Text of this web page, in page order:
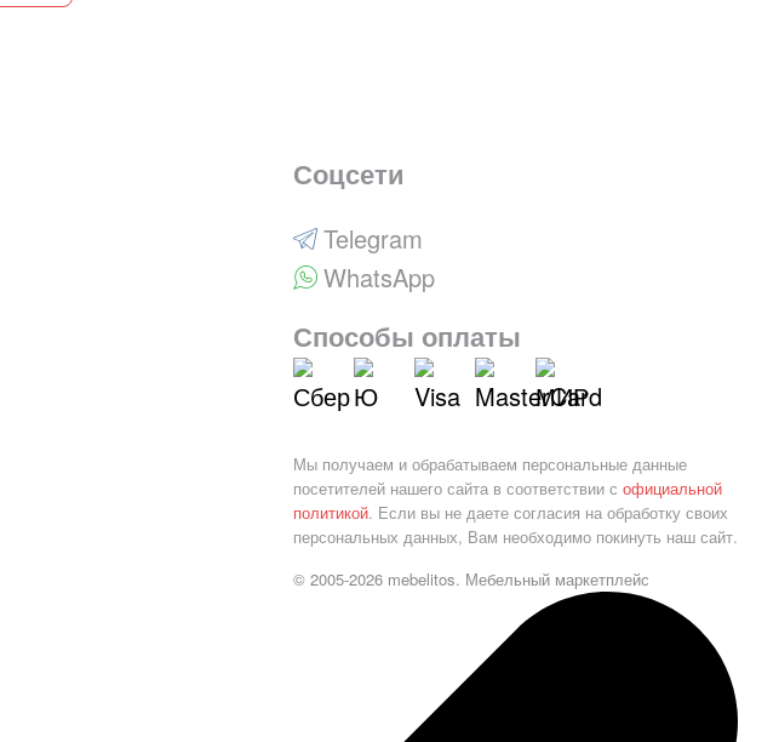
Соцсети
Telegram
WhatsApp
Способы оплаты
Мы получаем и обрабатываем персональные данные
посетителей нашего сайта в соответствии с официальной
политикой. Если вы не даете согласия на обработку своих
персональных данных, Вам необходимо покинуть наш сайт.
© 2005-2026 mebelitos. Мебельный маркетплейс